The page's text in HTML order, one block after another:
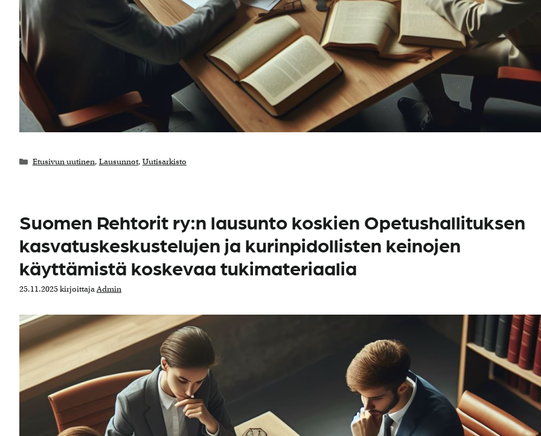
Kategoriat
Etusivun uutinen, Lausunnot, Uutisarkisto
Suomen Rehtorit ry:n lausunto koskien Opetushallituksen
kasvatuskeskustelujen ja kurinpidollisten keinojen
käyttämistä koskevaa tukimateriaalia
25.11.2025kirjoittajaAdmin